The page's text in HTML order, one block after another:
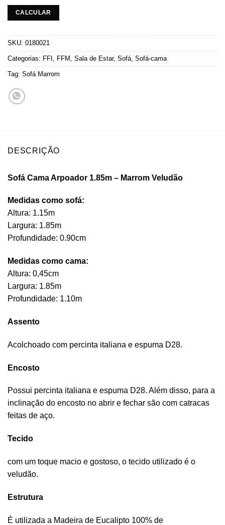
SKU: 0180021
Categorias: FFI FFM Sala de Estar, Sofá Sofá-cama
Tag: Sofá Marrom
DESCRIÇÃO
Sofá Cama Arpoador 1.85m – Marrom Veludão
Medidas como sofá:
Altura: 1.15m
Largura: 1.85m
Profundidade: 0.90cm
Medidas como cama:
Altura: 0,45cm
Largura: 1.85m
Profundidade: 1.10m
Assento
Acolchoado com percinta italiana e espuma D28.
Encosto
Possui percinta italiana e espuma D28. Além disso, para a
inclinação do encosto no abrir e fechar são com catracas
feitas de aço.
Tecido
com um toque macio e gostoso, o tecido utilizado é o
veludão.
Estrutura
É utilizada a Madeira de Eucalipto 100% de